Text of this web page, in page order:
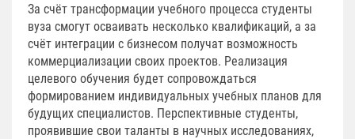
За счёт трансформации учебного процесса студенты
вуза смогут осваивать несколько квалификаций, а за
счёт интеграции с бизнесом получат возможность
коммерциализации своих проектов. Реализация
целевого обучения будет сопровождаться
формированием индивидуальных учебных планов для
будущих специалистов. Перспективные студенты,
проявившие свои таланты в научных исследованиях,